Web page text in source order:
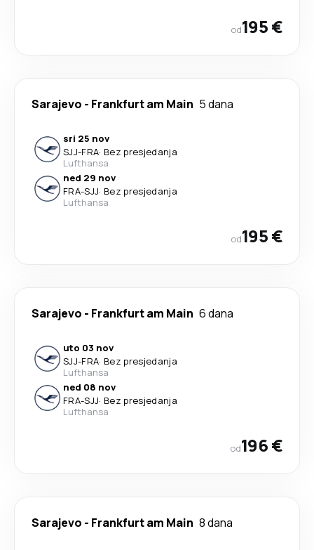
od195 €
Sarajevo - Frankfurt am Main 5 dana
sri 25 nov
SJJ-FRA· Bez presjedanja
Lufthansa
ned 29 nov
FRA-SJJ· Bez presjedanja
Lufthansa
od195 €
Sarajevo - Frankfurt am Main 6 dana
uto 03 nov
SJJ-FRA· Bez presjedanja
Lufthansa
ned 08 nov
FRA-SJJ· Bez presjedanja
Lufthansa
od196 €
Sarajevo - Frankfurt am Main 8 dana